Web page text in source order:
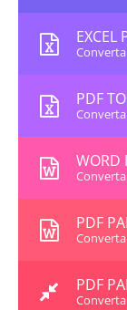
EXCEL
Converta
PDF
Converta
WORD
PDF
PDF
Converta